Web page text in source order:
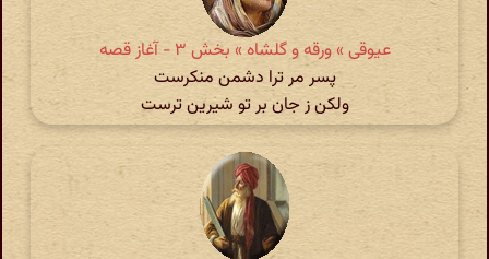
عیوقی » ورقه و گلشاه » بخش ۳ - آغاز قصه
پسر مر ترا دشمن منکرست
ولکن ز جان بر تو شیرین ترست